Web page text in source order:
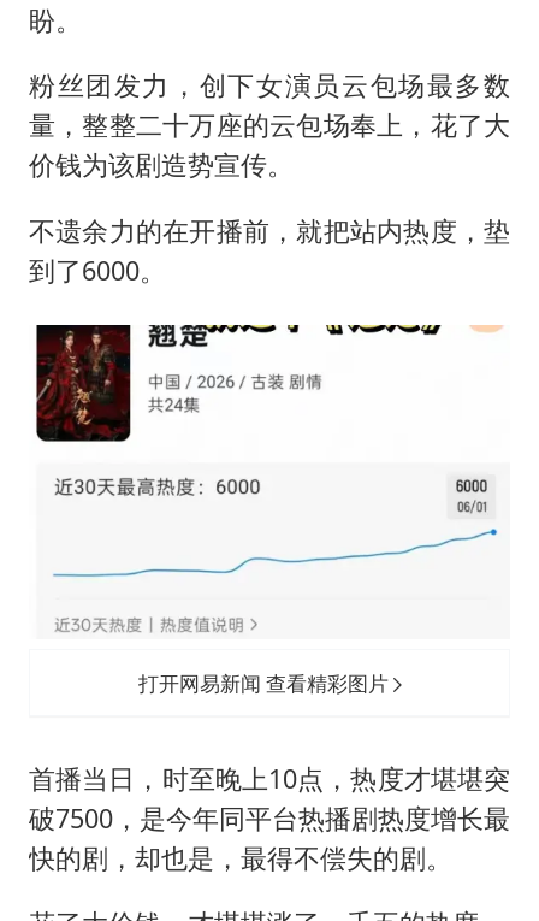
盼。
粉丝团发力，创下女演员云包场最多数
量，整整二十万座的云包场奉上，花了大
价钱为该剧造势宣传。
不遗余力的在开播前，就把站内热度，垫
到了6000。
打开网易新闻 查看精彩图片
首播当日，时至晚上10点，热度才堪堪突
破7500，是今年同平台热播剧热度增长最
快的剧，却也是，最得不偿失的剧。